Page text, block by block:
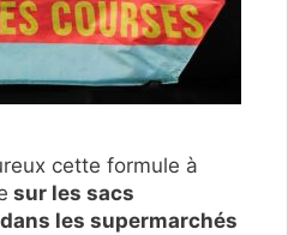
cette formule à
sur les sacs
les supermarchés